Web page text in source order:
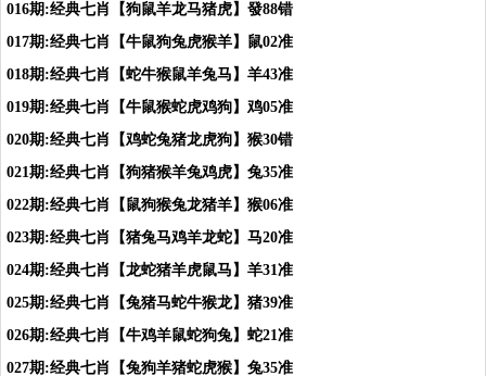
016期:经典七肖【狗鼠羊龙马猪虎】發88错
017期:经典七肖【牛鼠狗兔虎猴羊】鼠02准
018期:经典七肖【蛇牛猴鼠羊兔马】羊43准
019期:经典七肖【牛鼠猴蛇虎鸡狗】鸡05准
020期:经典七肖【鸡蛇兔猪龙虎狗】猴30错
021期:经典七肖【狗猪猴羊兔鸡虎】兔35准
022期:经典七肖【鼠狗猴兔龙猪羊】猴06准
023期:经典七肖【猪兔马鸡羊龙蛇】马20准
024期:经典七肖【龙蛇猪羊虎鼠马】羊31准
025期:经典七肖【兔猪马蛇牛猴龙】猪39准
026期:经典七肖【牛鸡羊鼠蛇狗兔】蛇21准
027期:经典七肖【兔狗羊猪蛇虎猴】兔35准